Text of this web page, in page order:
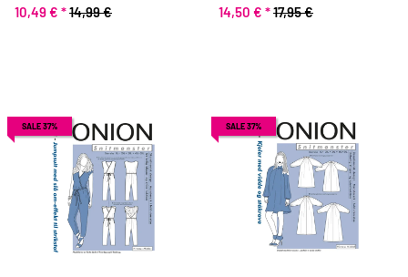
10,49 € *14,99 €
Garten und Küche, 3 Größen
14,50 € *17,95 €
SALE 37% SALE 37%